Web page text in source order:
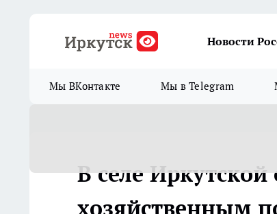
Новости
Мы ВКонтакте Мы в Telegram
В селе
хозяйственным